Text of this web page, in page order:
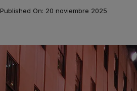
Published On: 20 noviembre 2025